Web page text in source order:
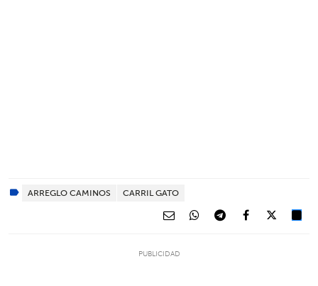
ARREGLO CAMINOS CARRIL GATO